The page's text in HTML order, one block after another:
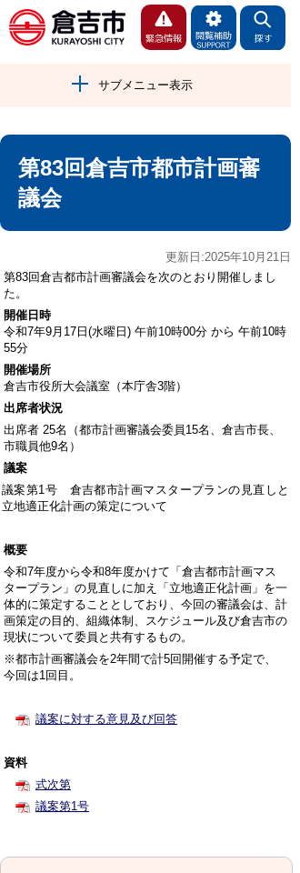
サブメニュー表示
第83回倉吉市都市計画審
議会
更新日:2025年10月21日
第83回倉吉都市計画審議会を次のとおり開催しまし
た。
開催日時
令和7年9月17日(水曜日) 午前10時00分 から 午前10時
55分
開催場所
倉吉市役所大会議室（本庁舎3階）
出席者状況
出席者 25名（都市計画審議会委員15名、倉吉市長、
市職員他9名）
議案
議案第1号 倉吉都市計画マスタープランの見直しと
立地適正化計画の策定について
概要
令和7年度から令和8年度かけて「倉吉都市計画マス
タープラン」の見直しに加え「立地適正化計画」を一
体的に策定することとしており、今回の審議会は、計
画策定の目的、組織体制、スケジュール及び倉吉市の
現状について委員と共有するもの。
※都市計画審議会を2年間で計5回開催する予定で、
今回は1回目。
議案に対する意見及び回答
資料
式次第
議案第1号